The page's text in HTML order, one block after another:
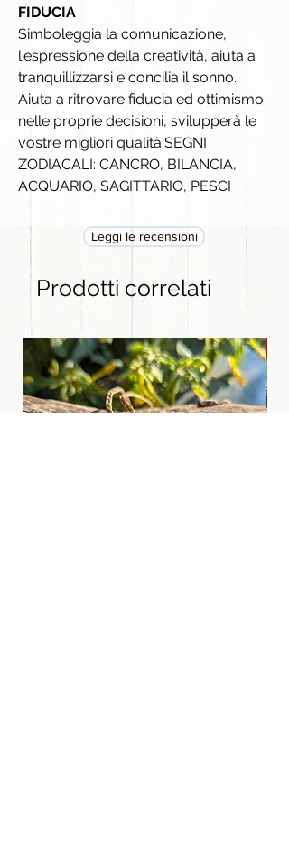
FIDUCIA
Simboleggia la comunicazione,
l'espressione della creatività, aiuta a
tranquillizzarsi e concilia il sonno.
Aiuta a ritrovare fiducia ed ottimismo
nelle proprie decisioni, svilupperà le
vostre migliori qualità.SEGNI
ZODIACALI: CANCRO, BILANCIA,
ACQUARIO, SAGITTARIO, PESCI
Leggi le recensioni
Prodotti correlati